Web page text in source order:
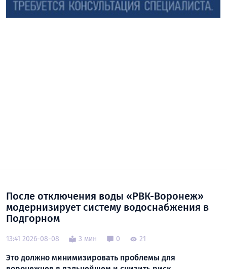
После отключения воды «РВК-Воронеж»
модернизирует систему водоснабжения в
Подгорном
13:41 2026-08-08 3 мин 0 21
Это должно минимизировать проблемы для